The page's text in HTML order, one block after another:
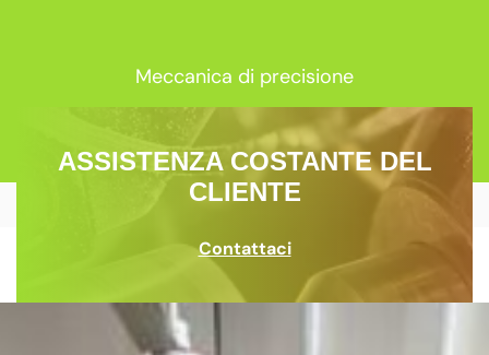
Meccanica di precisione
ASSISTENZA COSTANTE DEL
CLIENTE
Contattaci